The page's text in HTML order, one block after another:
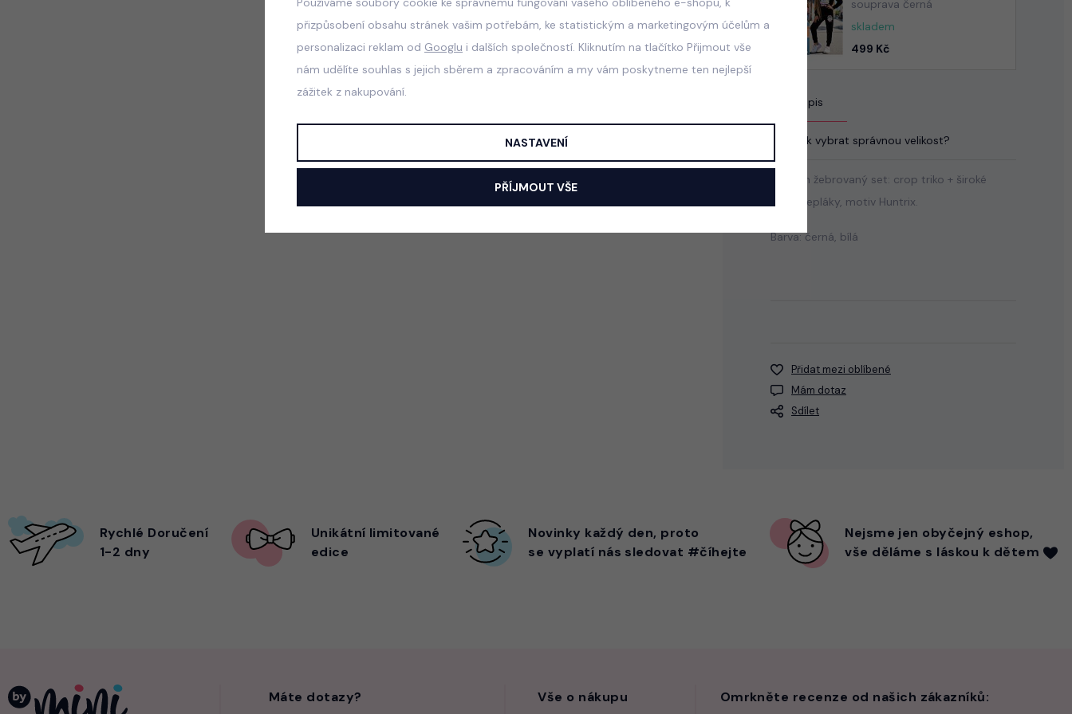
souprava černá
skladem
499 Kč
Popis
Jak vybrat správnou velikost?
Stretch žebrovaný set: crop triko + široké
volné tepláky, motiv Huntrix.
Barva: černá, bílá
Přidat mezi oblíbené
Mám dotaz
Sdílet
Rychlé Doručení
1-2 dny
Unikátní limitované
edice
Novinky každý den, proto
se vyplatí nás sledovat #číhejte
Nejsme jen obyčejný eshop,
vše děláme s láskou k dětem
Máte dotazy? Vše o nákupu Omrkněte recenze od našich zákazníků:
přizpůsobení obsahu stránek vašim potřebám, ke statistickým a marketingovým účelům a
personalizaci reklam od Googlu i dalších společností. Kliknutím na tlačítko Přijmout vše
nám udělíte souhlas s jejich sběrem a zpracováním a my vám poskytneme ten nejlepší
zážitek z nakupování.
NASTAVENÍ
PŘÍJMOUT VŠE